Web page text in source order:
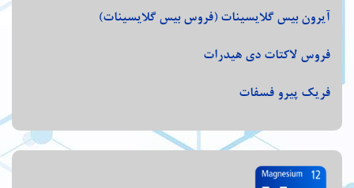
آیرون بیس گلایسینات (فروس بیس گلایسینات)
فروس لاکتات دی هیدرات
فریک پیرو فسفات